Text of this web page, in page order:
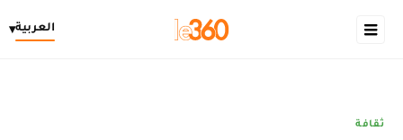
العربية▾
ثقافة